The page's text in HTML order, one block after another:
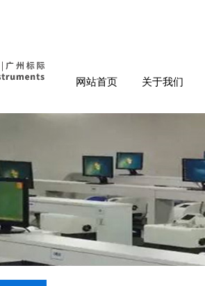
网站首页 关于我们